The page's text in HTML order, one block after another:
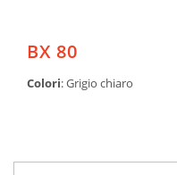
BX 80
Colori: Grigio chiaro